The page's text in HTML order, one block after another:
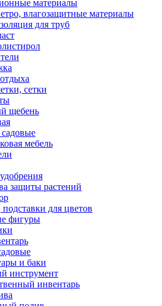
материалы
влагозащитные материалы
для труб
сетки
щебень
мебель
защиты растений
для цветов
фигуры
и баки
инструмент
инвентарь